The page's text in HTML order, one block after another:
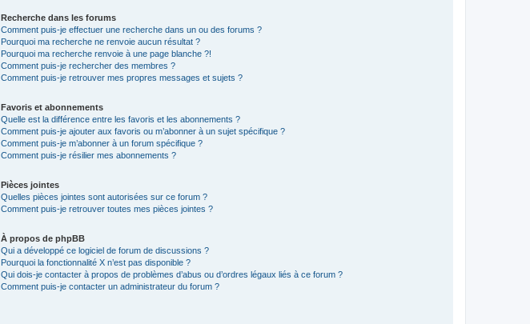
Recherche dans les forums
Comment puis-je effectuer une recherche dans un ou des forums ?
Pourquoi ma recherche ne renvoie aucun résultat ?
Pourquoi ma recherche renvoie à une page blanche ?!
Comment puis-je rechercher des membres ?
Comment puis-je retrouver mes propres messages et sujets ?
Favoris et abonnements
Quelle est la différence entre les favoris et les abonnements ?
Comment puis-je ajouter aux favoris ou m’abonner à un sujet spécifique ?
Comment puis-je m’abonner à un forum spécifique ?
Comment puis-je résilier mes abonnements ?
Pièces jointes
Quelles pièces jointes sont autorisées sur ce forum ?
Comment puis-je retrouver toutes mes pièces jointes ?
À propos de phpBB
Qui a développé ce logiciel de forum de discussions ?
Pourquoi la fonctionnalité X n’est pas disponible ?
Qui dois-je contacter à propos de problèmes d’abus ou d’ordres légaux liés à ce forum ?
Comment puis-je contacter un administrateur du forum ?